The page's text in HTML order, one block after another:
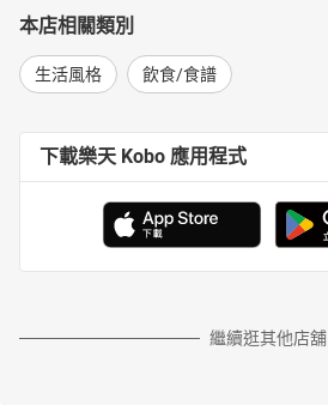
本店相關類別
生活風格 飲食/食譜
下載樂天 Kobo 應用程式
繼續逛其他店舖